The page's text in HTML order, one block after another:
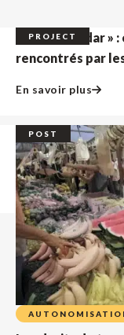
PROJECT
Projet « Cuidar
rencontrés par
En savoir plus
POST